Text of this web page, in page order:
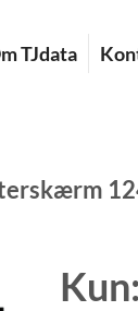
TJdata
Kun: